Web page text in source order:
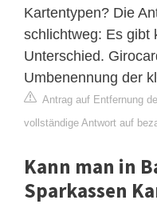
Kartentypen? Die
schlichtweg: Es gibt
Unterschied.
Umbenennung der
Antrag auf Entfernung
vollständige Antwort auf
Kann man in
Sparkassen